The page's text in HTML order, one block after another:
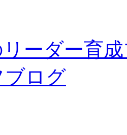
ーダー育
ブログ